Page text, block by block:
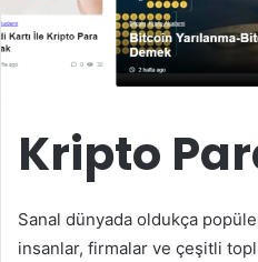
Kripto
Sanal dünyada oldukça
insanlar, firmalar ve çeşitli